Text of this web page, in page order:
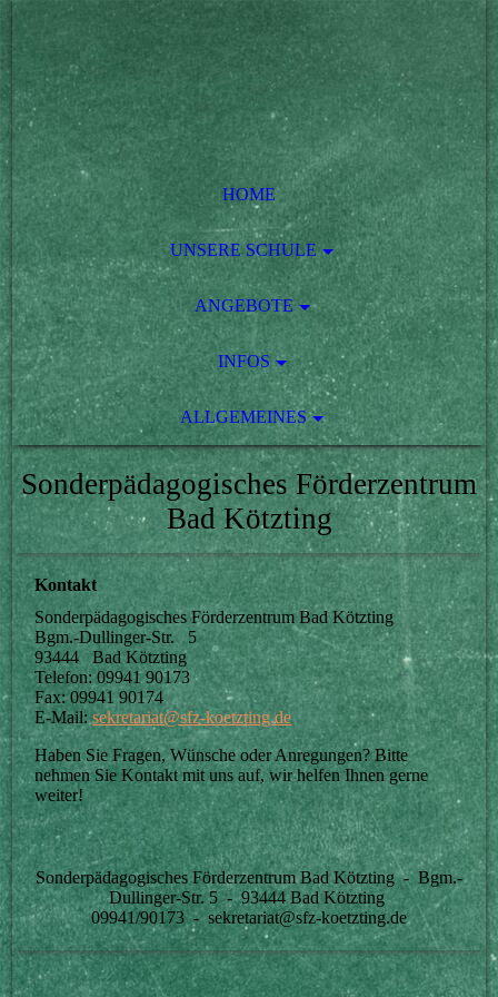
HOME
UNSERE SCHULE
ANGEBOTE
INFOS
ALLGEMEINES
Sonderpädagogisches Förderzentrum
Bad Kötzting
Kontakt
Sonderpädagogisches Förderzentrum Bad Kötzting
Bgm.-Dullinger-Str. 5
93444 Bad Kötzting
Telefon: 09941 90173
Fax: 09941 90174
E-Mail:sekretariat@sfz-koetzting.de
Haben Sie Fragen, Wünsche oder Anregungen? Bitte
nehmen Sie Kontakt mit uns auf, wir helfen Ihnen gerne
weiter!
Sonderpädagogisches Förderzentrum Bad Kötzting - Bgm.-
Dullinger-Str. 5 - 93444 Bad Kötzting
09941/90173 - sekretariat@sfz-koetzting.de